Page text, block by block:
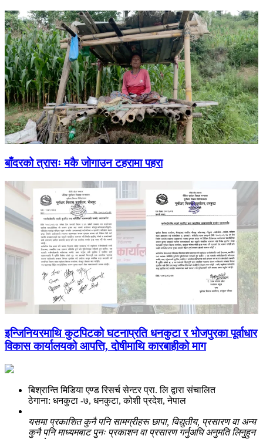
बाँदरको त्रासः मकै जोगाउन टहरामा पहरा
इन्जिनियरमाथि कुटपिटको घटनाप्रति धनकुटा र भोजपुरका पूर्वाधार
विकास कार्यालयको आपत्ति, दोषीमाथि कारबाहीको माग
बिश्रान्ति मिडिया एण्ड रिसर्च सेन्टर प्रा. लि द्वारा संचालित
ठेगाना: धनकुटा -७, धनकुटा, कोशी प्रदेश, नेपाल
यसमा प्रकाशित कुनै पनि सामग्रीहरू छापा, विद्युतीय, प्रसारण वा अन्य
कुनै पनि माध्यमबाट पुनः प्रकाशन वा प्रसारण गर्नुअघि अनुमति लिनुहुन